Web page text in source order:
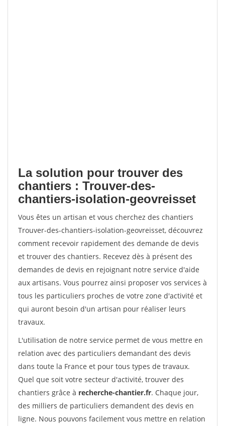
La solution pour trouver des
chantiers : Trouver-des-
chantiers-isolation-geovreisset
Vous êtes un artisan et vous cherchez des chantiers
Trouver-des-chantiers-isolation-geovreisset, découvrez
comment recevoir rapidement des demande de devis
et trouver des chantiers. Recevez dès à présent des
demandes de devis en rejoignant notre service d'aide
aux artisans. Vous pourrez ainsi proposer vos services à
tous les particuliers proches de votre zone d'activité et
qui auront besoin d'un artisan pour réaliser leurs
travaux.
L'utilisation de notre service permet de vous mettre en
relation avec des particuliers demandant des devis
dans toute la France et pour tous types de travaux.
Quel que soit votre secteur d'activité, trouver des
chantiers grâce à recherche-chantier.fr. Chaque jour,
des milliers de particuliers demandent des devis en
ligne. Nous pouvons facilement vous mettre en relation